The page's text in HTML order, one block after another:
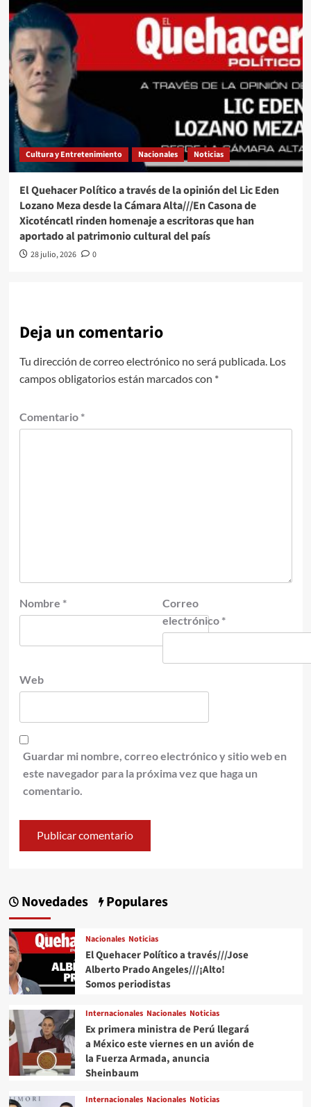
Cultura y Entretenimiento Nacionales Noticias
El Quehacer Político a través de la opinión del Lic Eden
Lozano Meza desde la Cámara Alta///En Casona de
Xicoténcatl rinden homenaje a escritoras que han
aportado al patrimonio cultural del país
28 julio, 2026 0
Deja un comentario
Tu dirección de correo electrónico no será publicada. Los
campos obligatorios están marcados con *
Comentario *
Nombre *
Correo
electrónico *
Web
Guardar mi nombre, correo electrónico y sitio web en
este navegador para la próxima vez que haga un
comentario.
Novedades Populares
Nacionales Noticias
El Quehacer Político a través///Jose
Alberto Prado Angeles///¡Alto!
Somos periodistas
Internacionales Nacionales Noticias
Ex primera ministra de Perú llegará
a México este viernes en un avión de
la Fuerza Armada, anuncia
Sheinbaum
Internacionales Nacionales Noticias